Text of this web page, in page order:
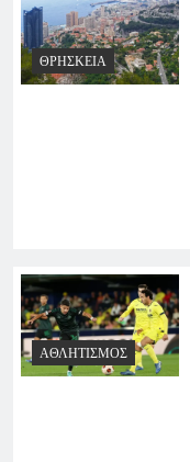
ΘΡΗΣΚΕΊΑ
ΑΘΛΗΤΙΣΜΌΣ